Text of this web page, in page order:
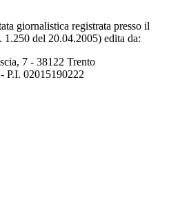
giornalistica registrata presso il
del 20.04.2005) edita da:
7 - 38122 Trento
P.I. 02015190222